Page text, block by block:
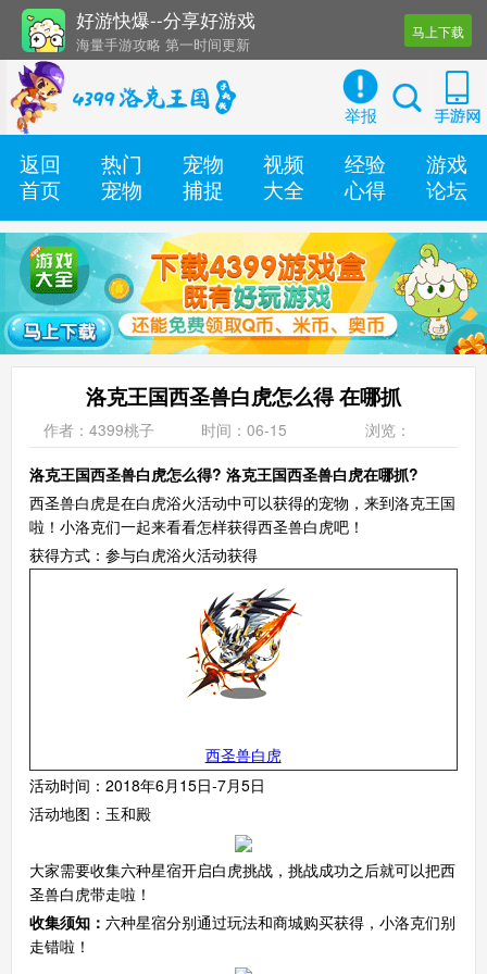
好游快爆--分享好游戏
海量手游攻略 第一时间更新
还有几十款实用辅助工具
马上下载
举报
返回
首页
热门
宠物
宠物
捕捉
视频
大全
经验
心得
游戏
论坛
洛克王国西圣兽白虎怎么得 在哪抓
作者：4399桃子 时间：06-15 浏览：
洛克王国西圣兽白虎怎么得? 洛克王国西圣兽白虎在哪抓?
西圣兽白虎是在白虎浴火活动中可以获得的宠物，来到洛克王国
啦！小洛克们一起来看看怎样获得西圣兽白虎吧！
获得方式：参与白虎浴火活动获得
西圣兽白虎
活动时间：2018年6月15日-7月5日
活动地图：玉和殿
大家需要收集六种星宿开启白虎挑战，挑战成功之后就可以把西
圣兽白虎带走啦！
收集须知： 六种星宿分别通过玩法和商城购买获得，小洛克们别
走错啦！